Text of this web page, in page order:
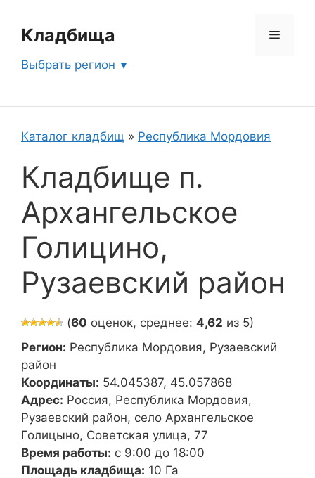
содержимому
Кладбища Меню
Выбрать регион
Каталог кладбищ » Республика Мордовия
Кладбище п.
Архангельское
Голицино,
Рузаевский район
(60 оценок, среднее: 4,62 из 5)
Регион: Республика Мордовия, Рузаевский
район
Координаты: 54.045387, 45.057868
Адрес: Россия, Республика Мордовия,
Рузаевский район, село Архангельское
Голицыно, Советская улица, 77
Время работы: с 9:00 до 18:00
Площадь кладбища: 10 Га